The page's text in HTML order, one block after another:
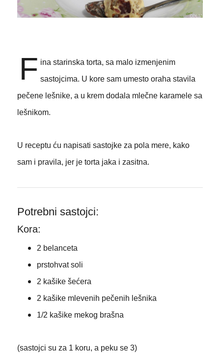
F ina starinska torta, sa malo izmenjenim
sastojcima. U kore sam umesto oraha stavila
pečene lešnike, a u krem dodala mlečne karamele sa
lešnikom.
U receptu ću napisati sastojke za pola mere, kako
sam i pravila, jer je torta jaka i zasitna.
Potrebni sastojci:
Kora:
2 belanceta
prstohvat soli
2 kašike šećera
2 kašike mlevenih pečenih lešnika
1/2 kašike mekog brašna
(sastojci su za 1 koru, a peku se 3)